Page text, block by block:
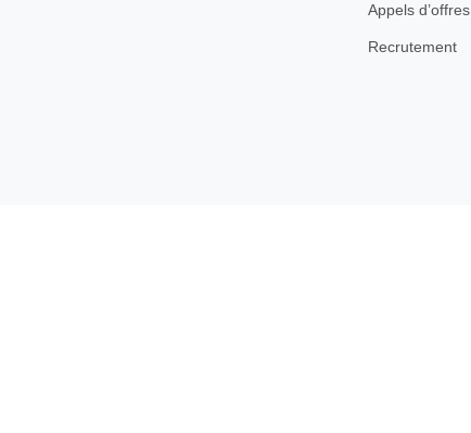
Appels d’offres
Recrutement